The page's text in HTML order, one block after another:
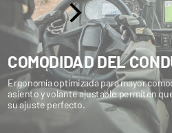
COMODIDAD DEL
Ergonomía optimizada para mayor
asiento y volante ajustable permiten
su ajuste perfecto.